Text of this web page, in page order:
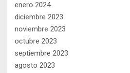
enero 2024
diciembre 2023
noviembre 2023
octubre 2023
septiembre 2023
agosto 2023